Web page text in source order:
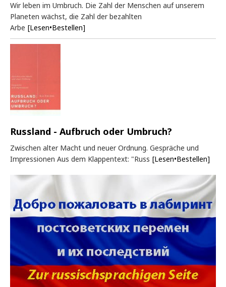
Wir leben im Umbruch. Die Zahl der Menschen auf unserem
Planeten wächst, die Zahl der bezahlten
Arbe [Lesen•Bestellen]
Russland - Aufbruch oder Umbruch?
Zwischen alter Macht und neuer Ordnung. Gespräche und
Impressionen Aus dem Klappentext: "Russ [Lesen•Bestellen]